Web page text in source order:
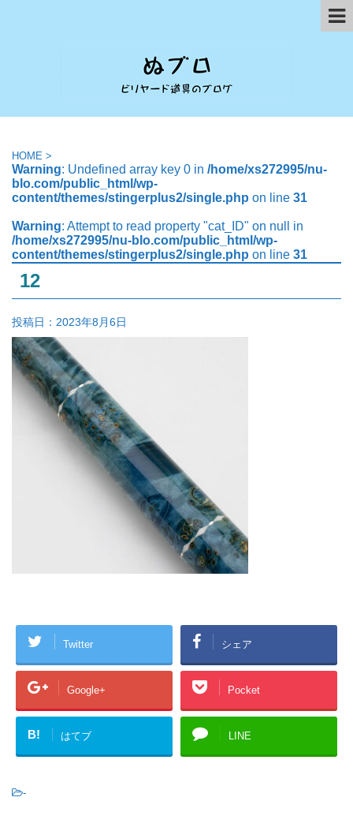
HOME >
Warning: Undefined array key 0 in /home/xs272995/nu-
blo.com/public_html/wp-
content/themes/stingerplus2/single.php on line 31
Warning: Attempt to read property "cat_ID" on null in
/home/xs272995/nu-blo.com/public_html/wp-
content/themes/stingerplus2/single.php on line 31
12
投稿日： 2023年8月6日
Twitter シェア
Google+ Pocket
B! はてブ LINE
-